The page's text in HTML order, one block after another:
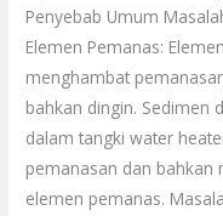
Penyebab Umum
Elemen Pemanas:
menghambat
bahkan dingin. Sedimen
dalam tangki water
pemanasan dan bahkan
elemen pemanas.